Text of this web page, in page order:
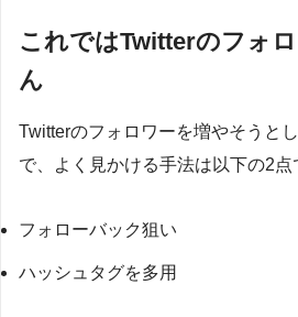
これではTwitterのフォ
ん
Twitterのフォロワーを増やそうと
で、よく見かける手法は以下の2点
フォローバック狙い
ハッシュタグを多用